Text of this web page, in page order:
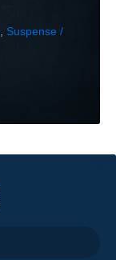
Suspense /